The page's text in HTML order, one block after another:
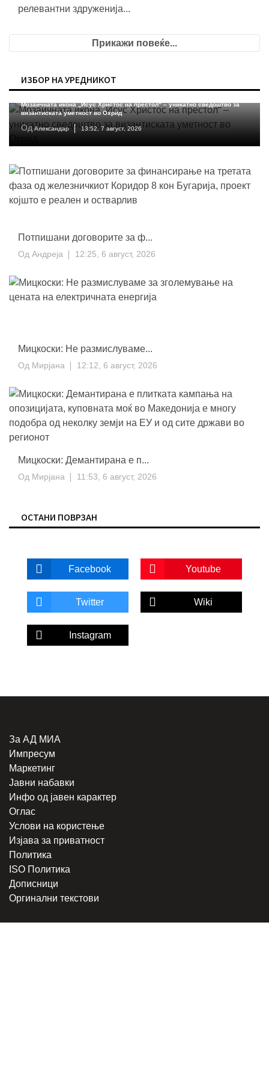
релевантни здруженија...
Прикажи повеќе...
ИЗБОР НА УРЕДНИКОТ
КУЛТУРА
Мозаичната икона „Исус Христос на престол“ – уникатно сведоштво за
византиската уметност во Охрид
ОдАлександар 13:52, 7 август, 2026
Потпишани договорите за ф...
Од Андреја 12:25, 6 август, 2026
Мицкоски: Не размислуваме...
Од Мирјана 12:12, 6 август, 2026
Мицкоски: Демантирана е п...
Од Мирјана 11:53, 6 август, 2026
ОСТАНИ ПОВРЗАН
Facebook Youtube
Twitter Wiki
Instagram
За АД МИА
Импресум
Маркетинг
Јавни набавки
Инфо од јавен карактер
Оглас
Услови на користење
Изјава за приватност
Политика
ISO Политика
Дописници
Оргинални текстови